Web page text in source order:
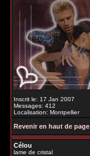
Inscrit le: 17 Jan 2007
Messages: 412
Localisation: Montpellier
Revenir en haut de page
Célou
lame de cristal